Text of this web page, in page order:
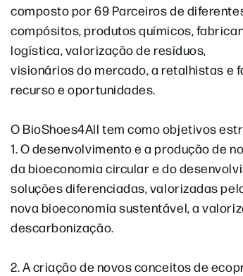
composto por 69 Parceiros de
compósitos, produtos químicos,
logística, valorização de resíduos,
visionários do mercado, a retalhistas e
recurso e oportunidades.
O BioShoes4All tem como objetivos
1. O desenvolvimento e a produção de
da bioeconomia circular e do
soluções diferenciadas, valorizadas
nova bioeconomia sustentável, a
descarbonização.
2. A criação de novos conceitos de